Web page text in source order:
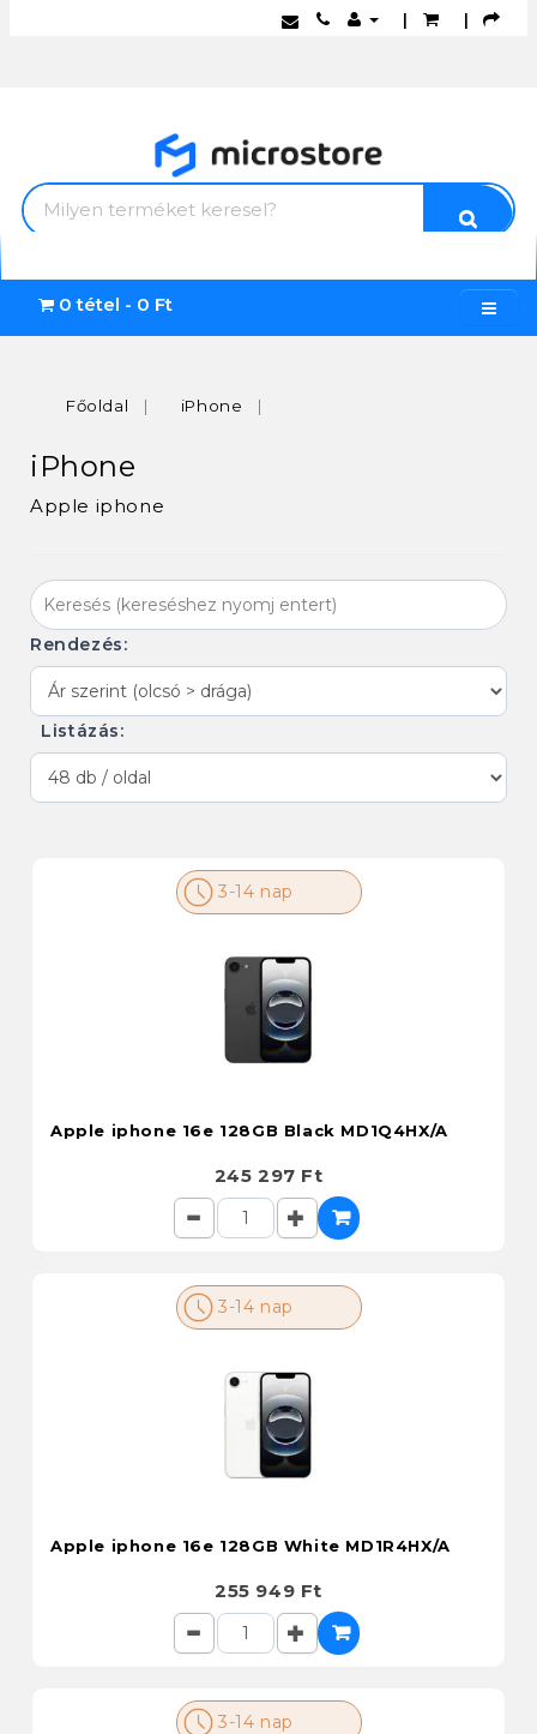
| |
0 tétel - 0 Ft
Főoldal iPhone
iPhone
Apple iphone
Rendezés:
Listázás:
3-14 nap
Apple iphone 16e 128GB Black MD1Q4HX/A
245 297 Ft
3-14 nap
Apple iphone 16e 128GB White MD1R4HX/A
255 949 Ft
3-14 nap